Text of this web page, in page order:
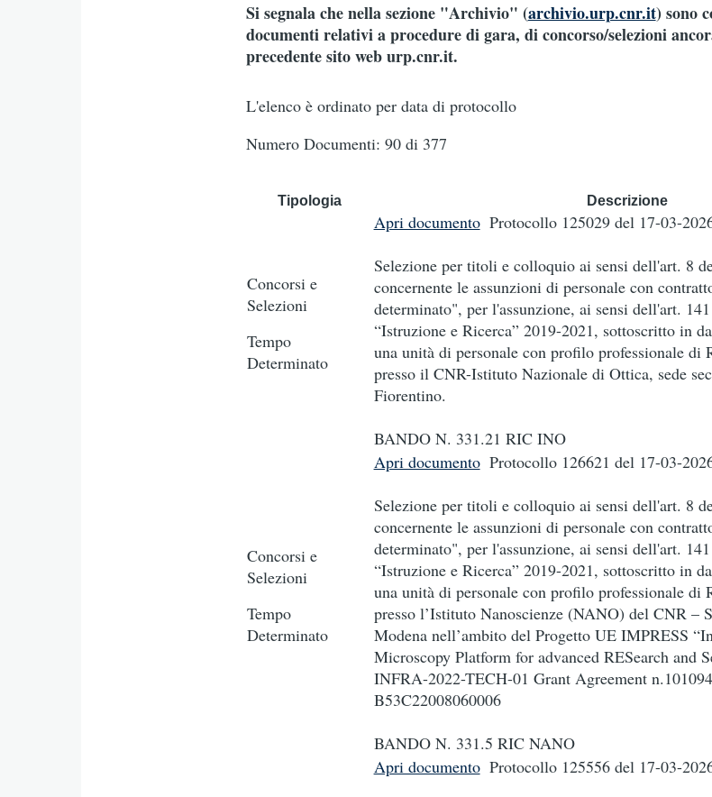
Si segnala che nella sezione "Archivio" (archivio.urp.cnr.it) sono
documenti relativi a procedure di gara, di concorso/selezioni
precedente sito web urp.cnr.it.
L'elenco è ordinato per data di protocollo
Numero Documenti: 90 di 377
Tipologia Descrizione
Concorsi e
Selezioni
Tempo
Determinato
Apri documento Protocollo 125029 del 17-03-
Selezione per titoli e colloquio ai sensi dell'art. 8
concernente le assunzioni di personale con
determinato", per l'assunzione, ai sensi dell'art.
“Istruzione e Ricerca” 2019-2021, sottoscritto in
una unità di personale con profilo professionale
presso il CNR-Istituto Nazionale di Ottica, sede
Fiorentino.
BANDO N. 331.21 RIC INO
Concorsi e
Selezioni
Tempo
Determinato
Apri documento Protocollo 126621 del 17-03-
Selezione per titoli e colloquio ai sensi dell'art. 8
concernente le assunzioni di personale con
determinato", per l'assunzione, ai sensi dell'art.
“Istruzione e Ricerca” 2019-2021, sottoscritto in
una unità di personale con profilo professionale
presso l’Istituto Nanoscienze (NANO) del CNR –
Modena nell’ambito del Progetto UE IMPRESS
Microscopy Platform for advanced RESearch and
INFRA-2022-TECH-01 Grant Agreement
B53C22008060006
BANDO N. 331.5 RIC NANO
Apri documento Protocollo 125556 del 17-03-